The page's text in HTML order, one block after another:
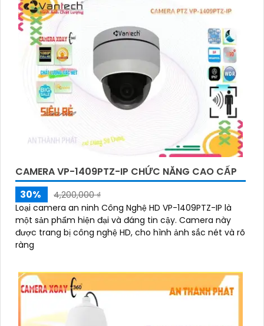
CAMERA VP-1409PTZ-IP CHỨC NĂNG CAO CẤP
30%
4,200,000 ₫
Loại camera an ninh Công Nghệ HD VP-1409PTZ-IP là
một sản phẩm hiện đại và đáng tin cậy. Camera này
được trang bị công nghệ HD, cho hình ảnh sắc nét và rõ
ràng